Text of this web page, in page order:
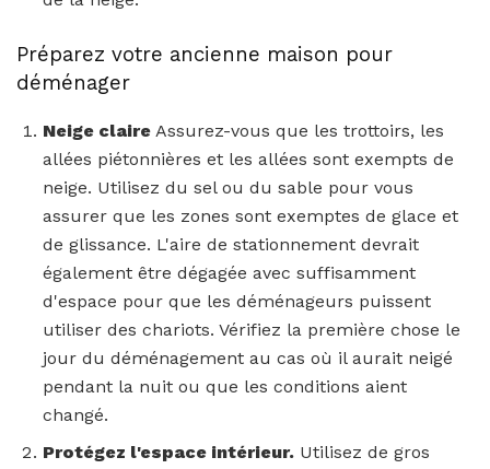
Préparez votre ancienne maison pour
déménager
Neige claire Assurez-vous que les trottoirs, les
allées piétonnières et les allées sont exempts de
neige. Utilisez du sel ou du sable pour vous
assurer que les zones sont exemptes de glace et
de glissance. L'aire de stationnement devrait
également être dégagée avec suffisamment
d'espace pour que les déménageurs puissent
utiliser des chariots. Vérifiez la première chose le
jour du déménagement au cas où il aurait neigé
pendant la nuit ou que les conditions aient
changé.
Protégez l'espace intérieur. Utilisez de gros